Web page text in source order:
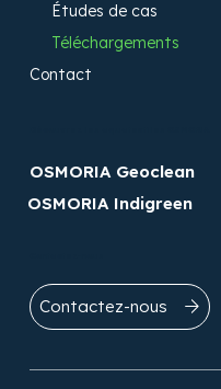
Études de cas
Téléchargements
Contact
OSMORIA Geoclean
OSMORIA Indigreen
Contactez-nous